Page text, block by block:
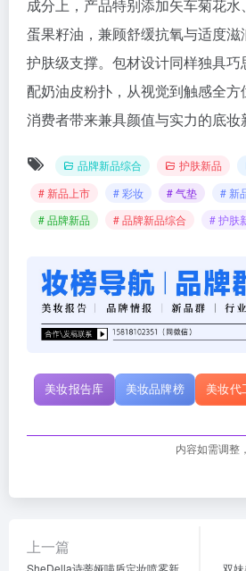
成分上，产品特别添加矢车菊花
蛋果籽油，兼顾舒缓抗氧与适度
护肤级支撑。包材设计同样独具
配奶油皮粉扑，从视觉到触感全
消费者带来兼具颜值与实力的底妆
品牌新品综合 护肤新品
# 新品上市
# 彩妆 # 气垫 # 新
# 品牌新品
# 品牌新品综合 # 护肤
美妆报告库 美妆品牌榜 美妆代
内容如需调整
上一篇